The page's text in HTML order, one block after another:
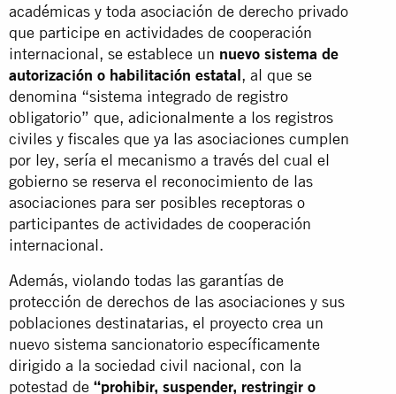
académicas y toda asociación de derecho privado
que participe en actividades de cooperación
internacional, se establece un nuevo sistema de
autorización o habilitación estatal, al que se
denomina “sistema integrado de registro
obligatorio” que, adicionalmente a los registros
civiles y fiscales que ya las asociaciones cumplen
por ley, sería el mecanismo a través del cual el
gobierno se reserva el reconocimiento de las
asociaciones para ser posibles receptoras o
participantes de actividades de cooperación
internacional.
Además, violando todas las garantías de
protección de derechos de las asociaciones y sus
poblaciones destinatarias, el proyecto crea un
nuevo sistema sancionatorio específicamente
dirigido a la sociedad civil nacional, con la
potestad de “prohibir, suspender, restringir o